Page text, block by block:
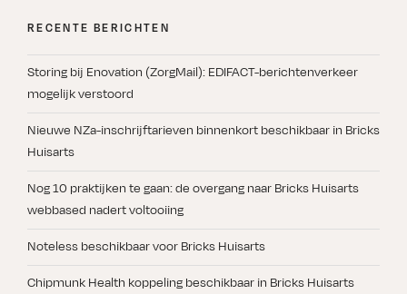
RECENTE BERICHTEN
Storing bij Enovation (ZorgMail): EDIFACT-berichtenverkeer
mogelijk verstoord
Nieuwe NZa-inschrijftarieven binnenkort beschikbaar in Bricks
Huisarts
Nog 10 praktijken te gaan: de overgang naar Bricks Huisarts
webbased nadert voltooiing
Noteless beschikbaar voor Bricks Huisarts
Chipmunk Health koppeling beschikbaar in Bricks Huisarts